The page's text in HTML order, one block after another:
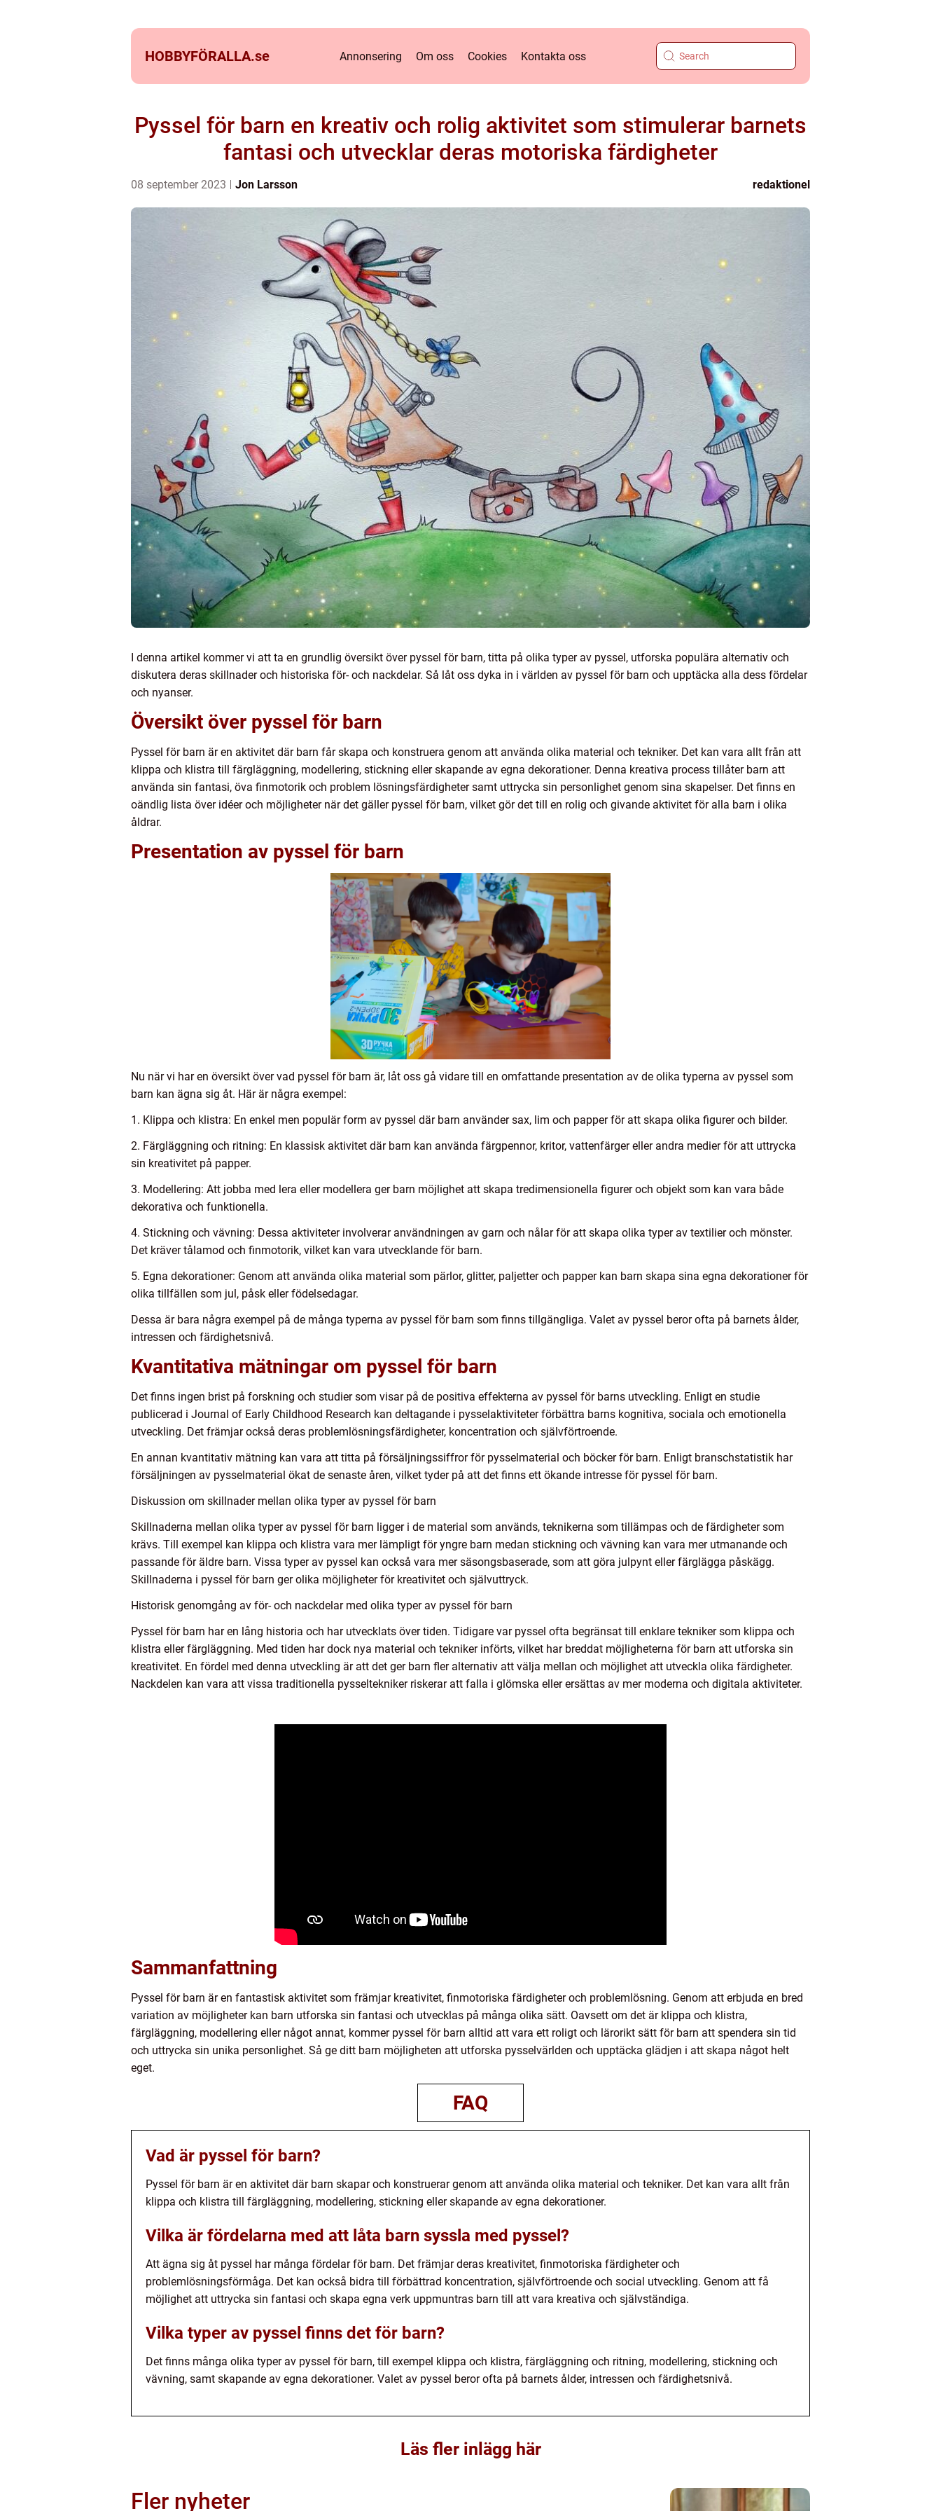
HOBBYFÖRALLA.se Annonsering Om oss Cookies Kontakta oss
Pyssel för barn en kreativ och rolig aktivitet som stimulerar barnets
fantasi och utvecklar deras motoriska färdigheter
08 september 2023 Jon Larsson redaktionel
I denna artikel kommer vi att ta en grundlig översikt över pyssel för barn, titta på olika typer av pyssel, utforska populära alternativ och
diskutera deras skillnader och historiska för- och nackdelar. Så låt oss dyka in i världen av pyssel för barn och upptäcka alla dess fördelar
och nyanser.
Översikt över pyssel för barn
Pyssel för barn är en aktivitet där barn får skapa och konstruera genom att använda olika material och tekniker. Det kan vara allt från att
klippa och klistra till färgläggning, modellering, stickning eller skapande av egna dekorationer. Denna kreativa process tillåter barn att
använda sin fantasi, öva finmotorik och problem lösningsfärdigheter samt uttrycka sin personlighet genom sina skapelser. Det finns en
oändlig lista över idéer och möjligheter när det gäller pyssel för barn, vilket gör det till en rolig och givande aktivitet för alla barn i olika
åldrar.
Presentation av pyssel för barn
Nu när vi har en översikt över vad pyssel för barn är, låt oss gå vidare till en omfattande presentation av de olika typerna av pyssel som
barn kan ägna sig åt. Här är några exempel:
1. Klippa och klistra: En enkel men populär form av pyssel där barn använder sax, lim och papper för att skapa olika figurer och bilder.
2. Färgläggning och ritning: En klassisk aktivitet där barn kan använda färgpennor, kritor, vattenfärger eller andra medier för att uttrycka
sin kreativitet på papper.
3. Modellering: Att jobba med lera eller modellera ger barn möjlighet att skapa tredimensionella figurer och objekt som kan vara både
dekorativa och funktionella.
4. Stickning och vävning: Dessa aktiviteter involverar användningen av garn och nålar för att skapa olika typer av textilier och mönster.
Det kräver tålamod och finmotorik, vilket kan vara utvecklande för barn.
5. Egna dekorationer: Genom att använda olika material som pärlor, glitter, paljetter och papper kan barn skapa sina egna dekorationer för
olika tillfällen som jul, påsk eller födelsedagar.
Dessa är bara några exempel på de många typerna av pyssel för barn som finns tillgängliga. Valet av pyssel beror ofta på barnets ålder,
intressen och färdighetsnivå.
Kvantitativa mätningar om pyssel för barn
Det finns ingen brist på forskning och studier som visar på de positiva effekterna av pyssel för barns utveckling. Enligt en studie
publicerad i Journal of Early Childhood Research kan deltagande i pysselaktiviteter förbättra barns kognitiva, sociala och emotionella
utveckling. Det främjar också deras problemlösningsfärdigheter, koncentration och självförtroende.
En annan kvantitativ mätning kan vara att titta på försäljningssiffror för pysselmaterial och böcker för barn. Enligt branschstatistik har
försäljningen av pysselmaterial ökat de senaste åren, vilket tyder på att det finns ett ökande intresse för pyssel för barn.
Diskussion om skillnader mellan olika typer av pyssel för barn
Skillnaderna mellan olika typer av pyssel för barn ligger i de material som används, teknikerna som tillämpas och de färdigheter som
krävs. Till exempel kan klippa och klistra vara mer lämpligt för yngre barn medan stickning och vävning kan vara mer utmanande och
passande för äldre barn. Vissa typer av pyssel kan också vara mer säsongsbaserade, som att göra julpynt eller färglägga påskägg.
Skillnaderna i pyssel för barn ger olika möjligheter för kreativitet och självuttryck.
Historisk genomgång av för- och nackdelar med olika typer av pyssel för barn
Pyssel för barn har en lång historia och har utvecklats över tiden. Tidigare var pyssel ofta begränsat till enklare tekniker som klippa och
klistra eller färgläggning. Med tiden har dock nya material och tekniker införts, vilket har breddat möjligheterna för barn att utforska sin
kreativitet. En fördel med denna utveckling är att det ger barn fler alternativ att välja mellan och möjlighet att utveckla olika färdigheter.
Nackdelen kan vara att vissa traditionella pysseltekniker riskerar att falla i glömska eller ersättas av mer moderna och digitala aktiviteter.
Sammanfattning
Pyssel för barn är en fantastisk aktivitet som främjar kreativitet, finmotoriska färdigheter och problemlösning. Genom att erbjuda en bred
variation av möjligheter kan barn utforska sin fantasi och utvecklas på många olika sätt. Oavsett om det är klippa och klistra,
färgläggning, modellering eller något annat, kommer pyssel för barn alltid att vara ett roligt och lärorikt sätt för barn att spendera sin tid
och uttrycka sin unika personlighet. Så ge ditt barn möjligheten att utforska pysselvärlden och upptäcka glädjen i att skapa något helt
eget.
FAQ
Vad är pyssel för barn?
Pyssel för barn är en aktivitet där barn skapar och konstruerar genom att använda olika material och tekniker. Det kan vara allt från
klippa och klistra till färgläggning, modellering, stickning eller skapande av egna dekorationer.
Vilka är fördelarna med att låta barn syssla med pyssel?
Att ägna sig åt pyssel har många fördelar för barn. Det främjar deras kreativitet, finmotoriska färdigheter och
problemlösningsförmåga. Det kan också bidra till förbättrad koncentration, självförtroende och social utveckling. Genom att få
möjlighet att uttrycka sin fantasi och skapa egna verk uppmuntras barn till att vara kreativa och självständiga.
Vilka typer av pyssel finns det för barn?
Det finns många olika typer av pyssel för barn, till exempel klippa och klistra, färgläggning och ritning, modellering, stickning och
vävning, samt skapande av egna dekorationer. Valet av pyssel beror ofta på barnets ålder, intressen och färdighetsnivå.
Läs fler inlägg här
Fler nyheter